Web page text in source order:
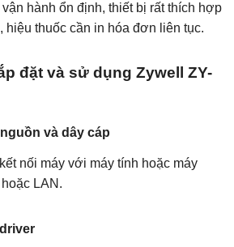
hành ổn định, thiết bị rất thích hợp
hiệu thuốc cần in hóa đơn liên tục.
đặt và sử dụng Zywell ZY-
và dây cáp
nối máy với máy tính hoặc máy
LAN.